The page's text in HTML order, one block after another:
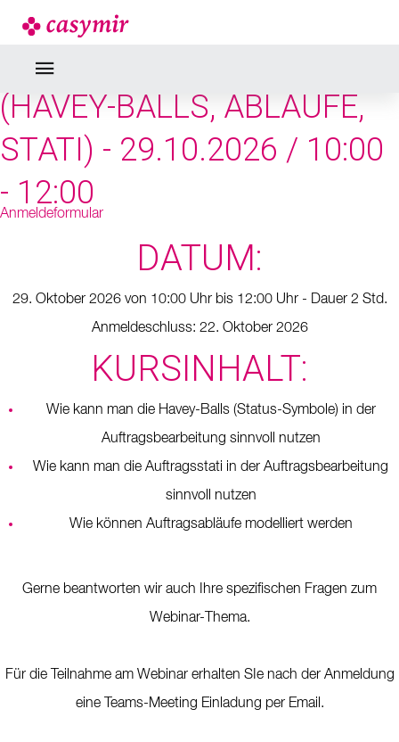
SEMINARE & WEBINARE
AUFTRAGSABLÄUFE
(HAVEY-BALLS, ABLÄUFE,
STATI) - 29.10.2026 / 10:00
- 12:00
Anmeldeformular
DATUM:
29. Oktober 2026 von 10:00 Uhr bis 12:00 Uhr - Dauer 2 Std.
Anmeldeschluss: 22. Oktober 2026
KURSINHALT:
Wie kann man die Havey-Balls (Status-Symbole) in der
Auftragsbearbeitung sinnvoll nutzen
Wie kann man die Auftragsstati in der Auftragsbearbeitung
sinnvoll nutzen
Wie können Auftragsabläufe modelliert werden
Gerne beantworten wir auch Ihre spezifischen Fragen zum
Webinar-Thema.
Für die Teilnahme am Webinar erhalten SIe nach der Anmeldung
eine Teams-Meeting Einladung per Email.